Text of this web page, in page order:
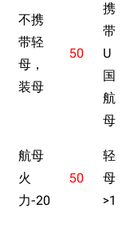
舰娘与装备
按编号
按类型
换装
深海舰队
不携
带轻
母，
装母
50
携
带
U
国
航
母
航母
火
力-20
50
轻
母
>1